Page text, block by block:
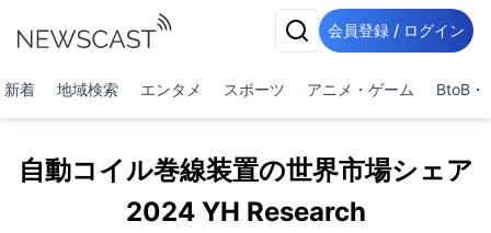
会員登録 / ログイン
新着 地域検索 エンタメ スポーツ アニメ・ゲーム BtoB・
自動コイル巻線装置の世界市場シェア
2024 YH Research